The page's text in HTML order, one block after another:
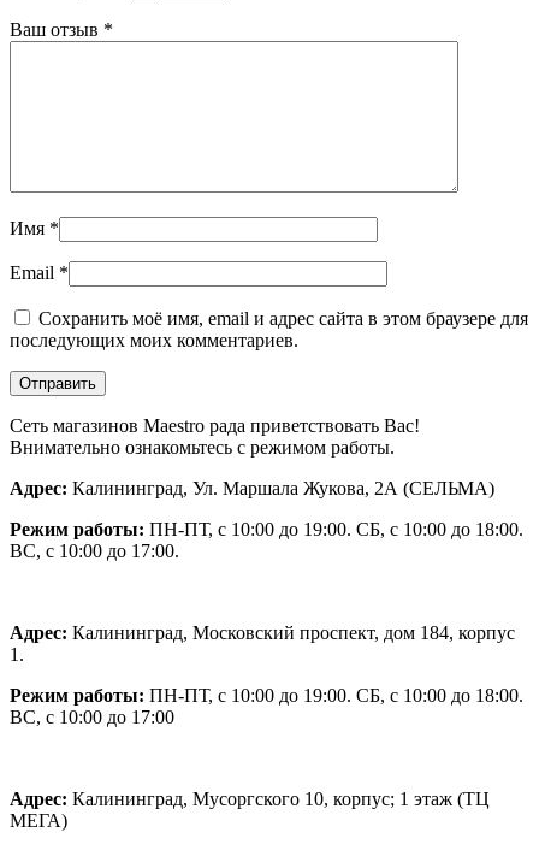
Ваш отзыв *
Имя *
Email *
Сохранить моё имя, email и адрес сайта в этом браузере для
последующих моих комментариев.
Сеть магазинов Maestro рада приветствовать Вас!
Внимательно ознакомьтесь с режимом работы.
Адрес: Калининград, Ул. Маршала Жукова, 2А (СЕЛЬМА)
Режим работы: ПН-ПТ, с 10:00 до 19:00. СБ, с 10:00 до 18:00.
ВС, с 10:00 до 17:00.
Адрес: Калининград, Московский проспект, дом 184, корпус
1.
Режим работы: ПН-ПТ, с 10:00 до 19:00. СБ, с 10:00 до 18:00.
ВС, с 10:00 до 17:00
Адрес: Калининград, Мусоргского 10, корпус; 1 этаж (ТЦ
МЕГА)